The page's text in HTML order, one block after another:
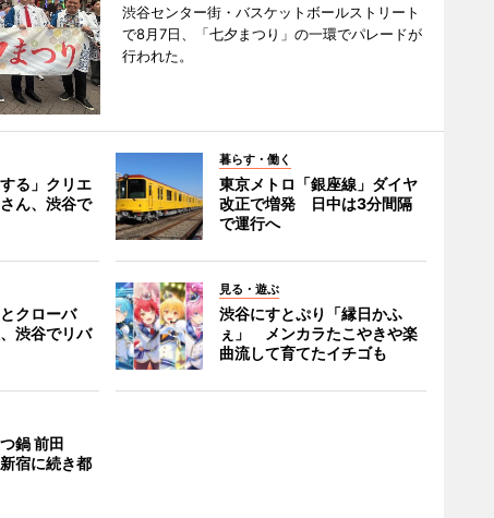
渋谷センター街・バスケットボールストリート
で8月7日、「七夕まつり」の一環でパレードが
行われた。
る」クリエ
ん、渋谷で
暮らす・働く
東京メトロ「銀座線」ダイヤ
改正で増発 日中は3分間隔
で運行へ
クローバ
渋谷でリバ
見る・遊ぶ
渋谷にすとぷり「縁日かふ
ぇ」 メンカラたこやきや楽
曲流して育てたイチゴも
鍋 前田
宿に続き都